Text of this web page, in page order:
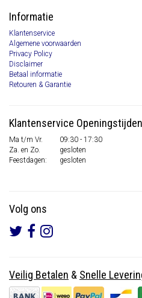
Informatie
Klantenservice
Algemene voorwaarden
Privacy Policy
Disclaimer
Betaal informatie
Retouren & Garantie
Klantenservice Openingstijden
Ma t/m Vr.
09:30 - 17:30
Za. en Zo.
gesloten
Feestdagen:
gesloten
Volg ons
Veilig Betalen & Snelle